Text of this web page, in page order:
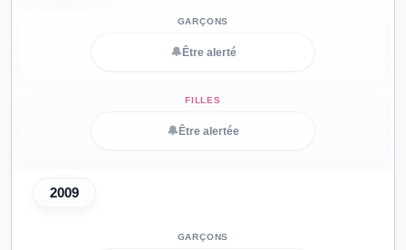
🔔 Être alerté
🔔 Être alertée
2009